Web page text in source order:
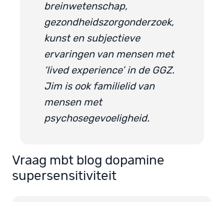
breinwetenschap,
gezondheidszorgonderzoek,
kunst en subjectieve
ervaringen van mensen met
‘lived experience’ in de GGZ.
Jim is ook familielid van
mensen met
psychosegevoeligheid.
Vraag mbt blog dopamine
supersensitiviteit